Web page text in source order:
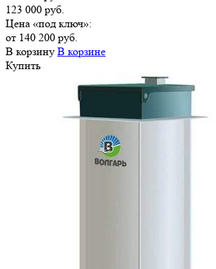
123 000 руб.
Цена «под ключ»:
от 140 200 руб.
В корзину В корзине
Купить